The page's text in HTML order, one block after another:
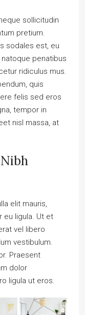
sollicitudin
pretium.
sodales est, eu
penatibus
ridiculus mus.
quis
felis sed eros
tempor in
nisl massa, at
elit mauris,
eu ligula. Ut et
vel libero
vestibulum.
Praesent
dolor
ligula ut eros.